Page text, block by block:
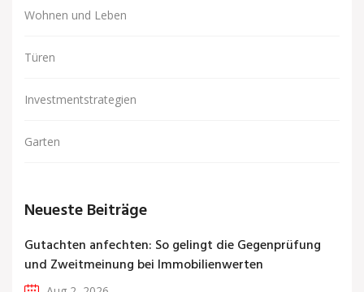
Wohnen und Leben
Türen
Investmentstrategien
Garten
Neueste Beiträge
Gutachten anfechten: So gelingt die Gegenprüfung
und Zweitmeinung bei Immobilienwerten